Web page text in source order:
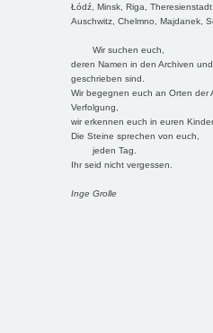
Łódź, Minsk, Riga, Theresienstadt,
Auschwitz, Chelmno, Majdanek,
Wir suchen euch,
deren Namen in den Archiven
geschrieben sind.
Wir begegnen euch an Orten der
Verfolgung,
wir erkennen euch in euren
Die Steine sprechen von euch,
jeden Tag.
Ihr seid nicht vergessen.
Inge Grolle